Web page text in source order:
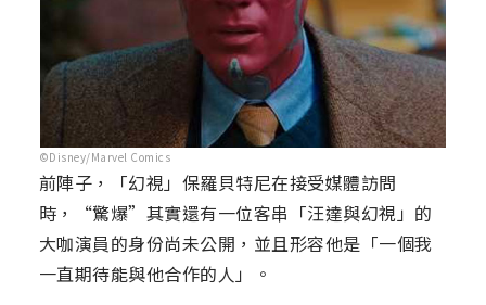
©Disney/Marvel Comics
前陣子，「幻視」保羅貝特尼在接受媒體訪問
時，“驚爆”其實還有一位客串「汪達與幻視」的
大咖演員的身份尚未公開，並且形容他是「一個我
一直期待能與他合作的人」。